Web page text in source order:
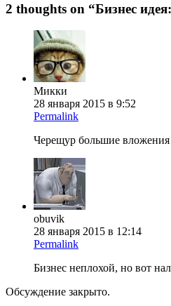
2 thoughts on “Бизнес
Микки
28 января 2015 в 9:52
Permalink
Черещур большие вложения
obuvik
28 января 2015 в 12:14
Permalink
Бизнес неплохой, но вот
Обсуждение закрыто.